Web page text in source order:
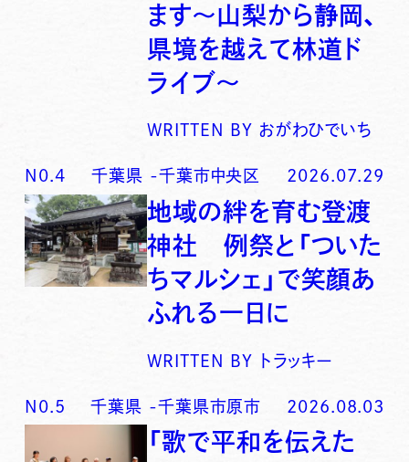
ます〜山梨から静岡、
県境を越えて林道ド
ライブ〜
WRITTEN BY おがわひでいち
N0.4 千葉県 -千葉市中央区 2026.07.29
地域の絆を育む登渡
神社 例祭と「ついた
ちマルシェ」で笑顔あ
ふれる一日に
WRITTEN BY トラッキー
N0. 5 千葉県 -千葉県市原市 2026.08.03
「歌で平和を伝えた